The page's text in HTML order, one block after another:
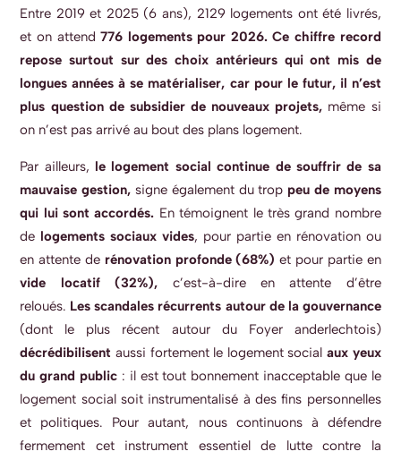
Entre 2019 et 2025 (6 ans), 2129 logements ont été livrés,
et on attend776 logements pour 2026. Ce chiffre record
repose surtout sur des choix antérieurs qui ont mis de
longues années à se matérialiser, car pour le futur, il n’est
plus question de subsidier de nouveaux projets, même si
on n’est pas arrivé au bout des plans logement.
Par ailleurs, le logement social continue de souffrir de sa
mauvaise gestion, signe également du trop peu de moyens
qui lui sont accordés. En témoignent le très grand nombre
de logements sociaux vides, pour partie en rénovation ou
en attente de rénovation profonde (68%) et pour partie en
vide locatif (32%), c’est-à-dire en attente d’être
reloués. Les scandales récurrents autour de la gouvernance
(dont le plus récent autour du Foyer anderlechtois)
décrédibilisent aussi fortement le logement social aux yeux
du grand public : il est tout bonnement inacceptable que le
logement social soit instrumentalisé à des fins personnelles
et politiques. Pour autant, nous continuons à défendre
fermement cet instrument essentiel de lutte contre la